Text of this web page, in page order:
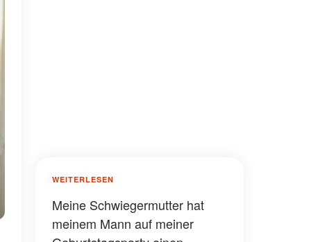
WEITERLESEN
Meine Schwiegermutter hat
meinem Mann auf meiner